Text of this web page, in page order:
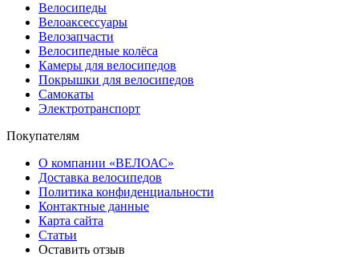
Велосипеды
Велоаксессуары
Велозапчасти
Велосипедные колёса
Камеры для велосипедов
Покрышки для велосипедов
Самокаты
Электротранспорт
Покупателям
О компании «ВЕЛОАС»
Доставка велосипедов
Политика конфиденциальности
Контактные данные
Карта сайта
Статьи
Оставить отзыв